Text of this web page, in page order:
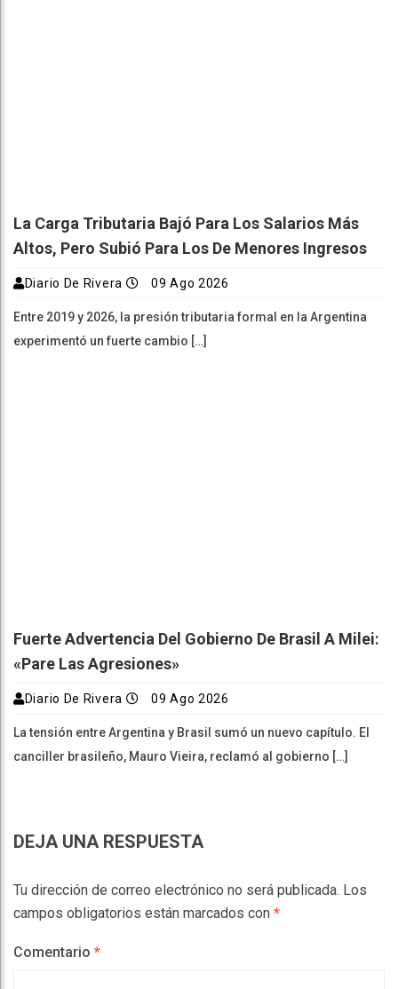
La Carga Tributaria Bajó Para Los Salarios Más
Altos, Pero Subió Para Los De Menores Ingresos
Diario De Rivera 09 Ago 2026
Entre 2019 y 2026, la presión tributaria formal en la Argentina
experimentó un fuerte cambio […]
Fuerte Advertencia Del Gobierno De Brasil A Milei:
«Pare Las Agresiones»
Diario De Rivera 09 Ago 2026
La tensión entre Argentina y Brasil sumó un nuevo capítulo. El
canciller brasileño, Mauro Vieira, reclamó al gobierno […]
DEJA UNA RESPUESTA
Tu dirección de correo electrónico no será publicada. Los
campos obligatorios están marcados con *
Comentario *